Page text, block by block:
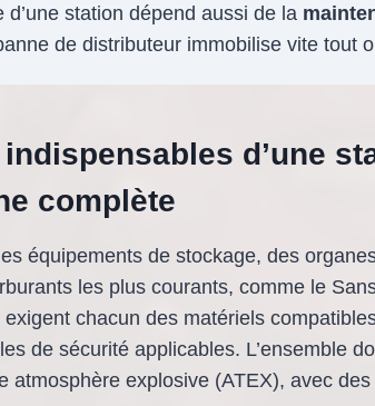
station dépend aussi de la
de distributeur immobilise vite tout
d’une
complète
équipements de stockage, des
les plus courants, comme le
chacun des matériels
de sécurité applicables. L’ensemble
atmosphère explosive (ATEX), avec